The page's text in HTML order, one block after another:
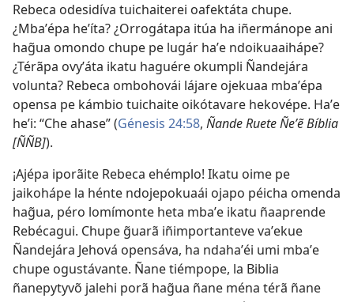
Rebeca odesidíva tuichaiterei oafektáta chupe.
¿Mbaʼépa heʼíta? ¿Orrogátapa itúa ha iñermánope ani
hag̃ua omondo chupe pe lugár haʼe ndoikuaaihápe?
¿Térãpa ovyʼáta ikatu haguére okumpli Ñandejára
volunta? Rebeca ombohovái lájare ojekuaa mbaʼépa
opensa pe kámbio tuichaite oikótavare hekovépe. Haʼe
heʼi: “Che ahase” (Génesis 24:58, Ñande Ruete Ñeʼẽ Bíblia
[ÑÑB]).
¡Ajépa iporãite Rebeca ehémplo! Ikatu oime pe
jaikohápe la hénte ndojepokuaái ojapo péicha omenda
hag̃ua, péro lomímonte heta mbaʼe ikatu ñaaprende
Rebécagui. Chupe g̃uarã iñimportanteve vaʼekue
Ñandejára Jehová opensáva, ha ndahaʼéi umi mbaʼe
chupe ogustávante. Ñane tiémpope, la Biblia
ñanepytyvõ jalehi porã hag̃ua ñane ména térã ñane